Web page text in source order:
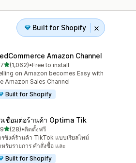
Built for Shopify
Amazon Channel
เต็ม 5 ดาว
(1,062)
หมด 1062 รีวิว
•Free to install
on Amazon becomes Easy with
Amazon Sales Channel
Built for Shopify
เชื่อมต่อร้านค้า Optima Tik
เต็ม 5 ดาว
(28)
หมด 28 รีวิว
•ติดตั้งฟรี
รซิงค์ร้านค้า TikTok แบบเรียลไทม์
หรับรายการ คำสั่งซื้อ และ
Built for Shopify